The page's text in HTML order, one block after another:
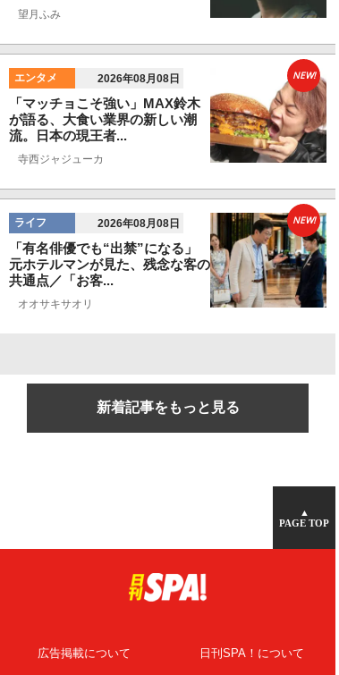
望月ふみ
エンタメ 2026年08月08日
「マッチョこそ強い」MAX鈴木
が語る、大食い業界の新しい潮
流。日本の現王者...
寺西ジャジューカ
NEW!
ライフ 2026年08月08日
「有名俳優でも“出禁”になる」
元ホテルマンが見た、残念な客の
共通点／「お客...
オオサキサオリ
NEW!
新着記事をもっと見る
▲
PAGE TOP
広告掲載について 日刊SPA！について